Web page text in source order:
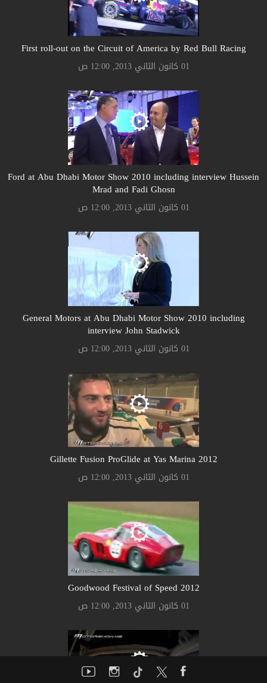
First roll-out on the Circuit of America by Red Bull Racing
01 كانون الثاني 2013, 12:00 ص
Ford at Abu Dhabi Motor Show 2010 including interview Hussein
Mrad and Fadi Ghosn
01 كانون الثاني 2013, 12:00 ص
General Motors at Abu Dhabi Motor Show 2010 including
interview John Stadwick
01 كانون الثاني 2013, 12:00 ص
Gillette Fusion ProGlide at Yas Marina 2012
01 كانون الثاني 2013, 12:00 ص
Goodwood Festival of Speed 2012
01 كانون الثاني 2013, 12:00 ص